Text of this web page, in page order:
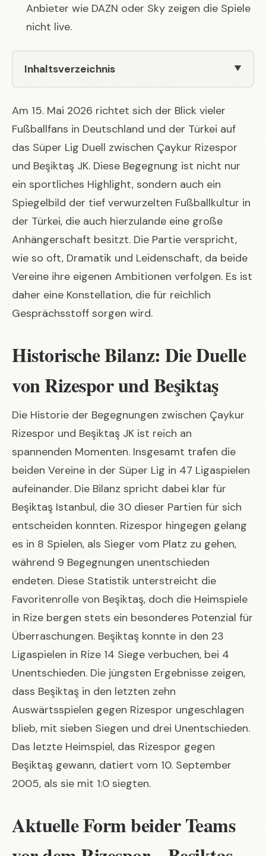
Anbieter wie DAZN oder Sky zeigen die Spiele
nicht live.
Inhaltsverzeichnis
Am 15. Mai 2026 richtet sich der Blick vieler
Fußballfans in Deutschland und der Türkei auf
das Süper Lig Duell zwischen Çaykur Rizespor
und Beşiktaş JK. Diese Begegnung ist nicht nur
ein sportliches Highlight, sondern auch ein
Spiegelbild der tief verwurzelten Fußballkultur in
der Türkei, die auch hierzulande eine große
Anhängerschaft besitzt. Die Partie verspricht,
wie so oft, Dramatik und Leidenschaft, da beide
Vereine ihre eigenen Ambitionen verfolgen. Es ist
daher eine Konstellation, die für reichlich
Gesprächsstoff sorgen wird.
Historische Bilanz: Die Duelle
von Rizespor und Beşiktaş
Die Historie der Begegnungen zwischen Çaykur
Rizespor und Beşiktaş JK ist reich an
spannenden Momenten. Insgesamt trafen die
beiden Vereine in der Süper Lig in 47 Ligaspielen
aufeinander. Die Bilanz spricht dabei klar für
Beşiktaş Istanbul, die 30 dieser Partien für sich
entscheiden konnten. Rizespor hingegen gelang
es in 8 Spielen, als Sieger vom Platz zu gehen,
während 9 Begegnungen unentschieden
endeten. Diese Statistik unterstreicht die
Favoritenrolle von Beşiktaş, doch die Heimspiele
in Rize bergen stets ein besonderes Potenzial für
Überraschungen. Beşiktaş konnte in den 23
Ligaspielen in Rize 14 Siege verbuchen, bei 4
Unentschieden. Die jüngsten Ergebnisse zeigen,
dass Beşiktaş in den letzten zehn
Auswärtsspielen gegen Rizespor ungeschlagen
blieb, mit sieben Siegen und drei Unentschieden.
Das letzte Heimspiel, das Rizespor gegen
Beşiktaş gewann, datiert vom 10. September
2005, als sie mit 1:0 siegten.
Aktuelle Form beider Teams